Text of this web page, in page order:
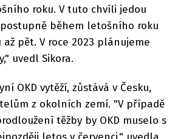
roku. V tuto chvíli jedou
během letošního roku
pět. V roce 2023 plánujeme
uvedl Sikora.
OKD vytěží, zůstává v Česku,
z okolních zemí. "V případě
těžby by OKD muselo s